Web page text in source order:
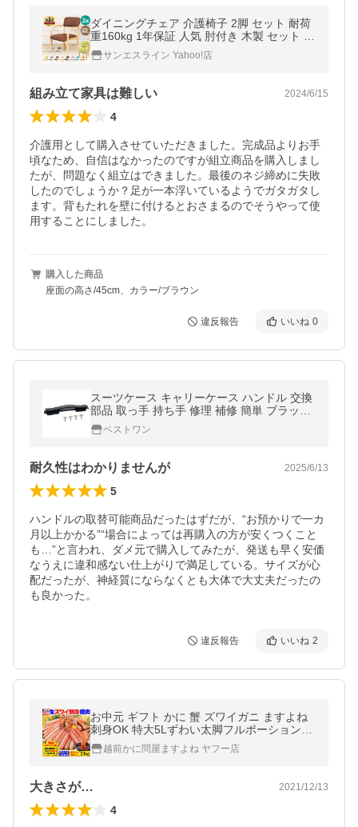
ダイニングチェア 介護椅子 2脚 セット 耐荷
重160kg 1年保証 人気 肘付き 木製 セット レ
ザー 安心 肘掛け 介護 木製 背もたれ スタッ
キング
サンエスライン Yahoo!店
組み立て家具は難しい 2024/6/15
4
介護用として購入させていただきました。完成品よりお手
頃なため、自信はなかったのですが組立商品を購入しまし
たが、問題なく組立はできました。最後のネジ締めに失敗
したのでしょうか？足が一本浮いているようでガタガタし
ます。背もたれを壁に付けるとおさまるのでそうやって使
用することにしました。
購入した商品
座面の高さ/45cm、カラー/ブラウン
違反報告 いいね 0
スーツケース キャリーケース ハンドル 交換
部品 取っ手 持ち手 修理 補修 簡単 ブラック
((Sベストワン
耐久性はわかりませんが 2025/6/13
5
ハンドルの取替可能商品だったはずだが、“お預かりで一カ
月以上かかる”“場合によっては再購入の方が安くつくこと
も…”と言われ、ダメ元で購入してみたが、発送も早く安価
なうえに違和感ない仕上がりで満足している。サイズが心
配だったが、神経質にならなくとも大体で大丈夫だったの
も良かった。
違反報告 いいね 2
お中元 ギフト かに 蟹 ズワイガニ ますよね
刺身OK 特大5Lずわい太脚フルポーション棒
肉100% 総重量最大1kg 高級かに料亭 贈答
爆買越前かに問屋ますよね ヤフー店
大きさが… 2021/12/13
4